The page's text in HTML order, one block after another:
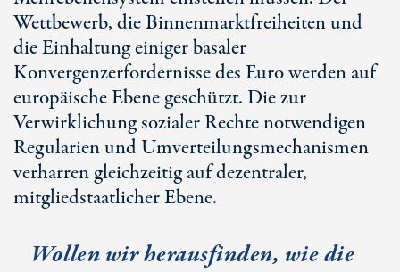
Wettbewerb, die Binnenmarktfreiheiten und
die Einhaltung einiger basaler
Konvergenzerfordernisse des Euro werden auf
europäische Ebene geschützt. Die zur
Verwirklichung sozialer Rechte notwendigen
Regularien und Umverteilungsmechanismen
verharren gleichzeitig auf dezentraler,
mitgliedstaatlicher Ebene.
Wollen wir herausfinden, wie die